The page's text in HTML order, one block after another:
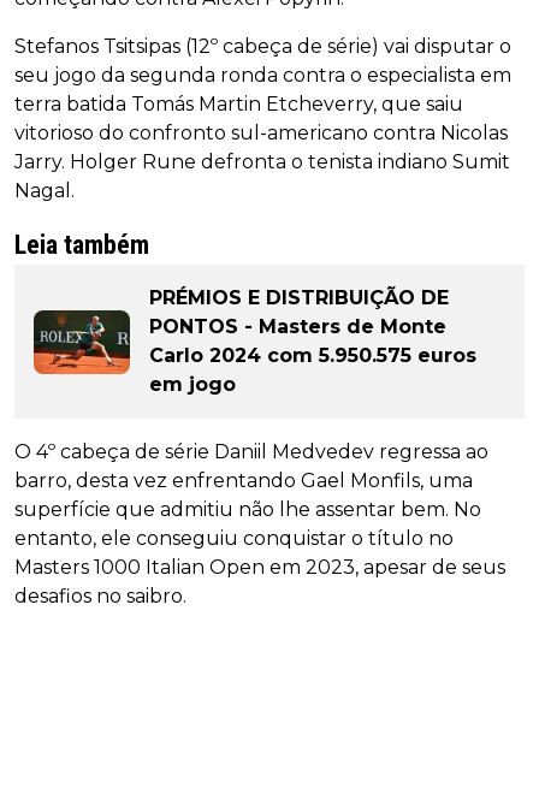
Stefanos Tsitsipas (12º cabeça de série) vai disputar o
seu jogo da segunda ronda contra o especialista em
terra batida Tomás Martin Etcheverry, que saiu
vitorioso do confronto sul-americano contra Nicolas
Jarry. Holger Rune defronta o tenista indiano Sumit
Nagal.
Leia também
PRÉMIOS E DISTRIBUIÇÃO DE
PONTOS - Masters de Monte
Carlo 2024 com 5.950.575 euros
em jogo
O 4º cabeça de série Daniil Medvedev regressa ao
barro, desta vez enfrentando Gael Monfils, uma
superfície que admitiu não lhe assentar bem. No
entanto, ele conseguiu conquistar o título no
Masters 1000 Italian Open em 2023, apesar de seus
desafios no saibro.